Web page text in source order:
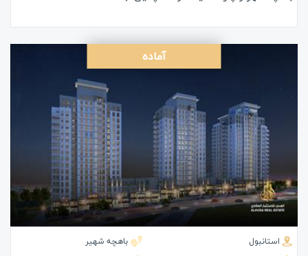
آماده
استانبول
باهچه شهیر